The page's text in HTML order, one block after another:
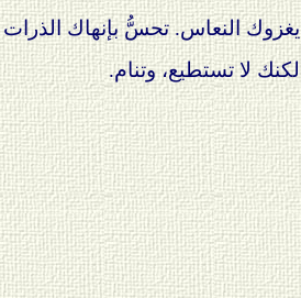
يغزوك النعاس. تحسُّ بإنهاك
لكنك لا تستطيع، وتنام.